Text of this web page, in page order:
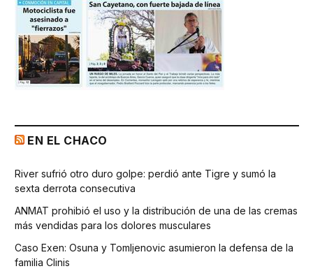
EN EL CHACO
River sufrió otro duro golpe: perdió ante Tigre y sumó la
sexta derrota consecutiva
ANMAT prohibió el uso y la distribución de una de las cremas
más vendidas para los dolores musculares
Caso Exen: Osuna y Tomljenovic asumieron la defensa de la
familia Clinis